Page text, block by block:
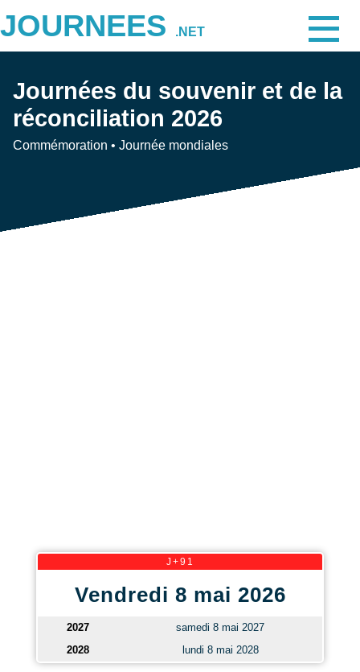
JOURNEES .NET
Journées du souvenir et de la
réconciliation 2026
Commémoration • Journée mondiales
J+91
Vendredi 8 mai 2026
2027
samedi 8 mai 2027
2028
lundi 8 mai 2028